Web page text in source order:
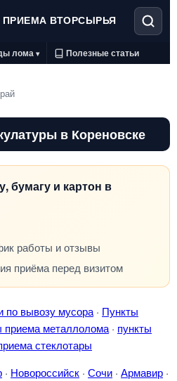
ВТОРСЫРЬЯ
лома ▾ Полезные статьи
в Кореновске
бумагу и картон в
работы и отзывы
приёма перед визитом
по вывозу мусора · Пункты
приема металлолома · пункты
стеклотары
· Новороссийск · Сочи · Армавир ·